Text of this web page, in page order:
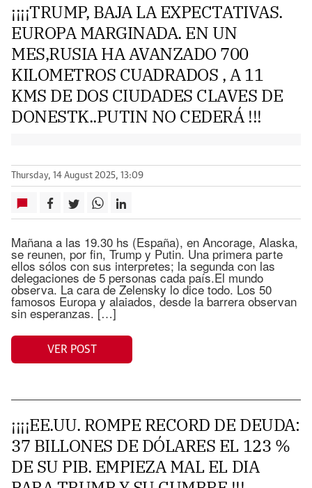
¡¡¡¡TRUMP, BAJA LA EXPECTATIVAS.
EUROPA MARGINADA. EN UN
MES,RUSIA HA AVANZADO 700
KILOMETROS CUADRADOS , A 11
KMS DE DOS CIUDADES CLAVES DE
DONESTK..PUTIN NO CEDERÁ !!!
Thursday, 14 August 2025, 13:09
Mañana a las 19.30 hs (España), en Ancorage, Alaska,
se reunen, por fin, Trump y Putin. Una primera parte
ellos sólos con sus interpretes; la segunda con las
delegaciones de 5 personas cada país.El mundo
observa. La cara de Zelensky lo dice todo. Los 50
famosos Europa y alaiados, desde la barrera observan
sin esperanzas. […]
VER POST
¡¡¡¡EE.UU. ROMPE RECORD DE DEUDA:
37 BILLONES DE DÓLARES EL 123 %
DE SU PIB. EMPIEZA MAL EL DIA